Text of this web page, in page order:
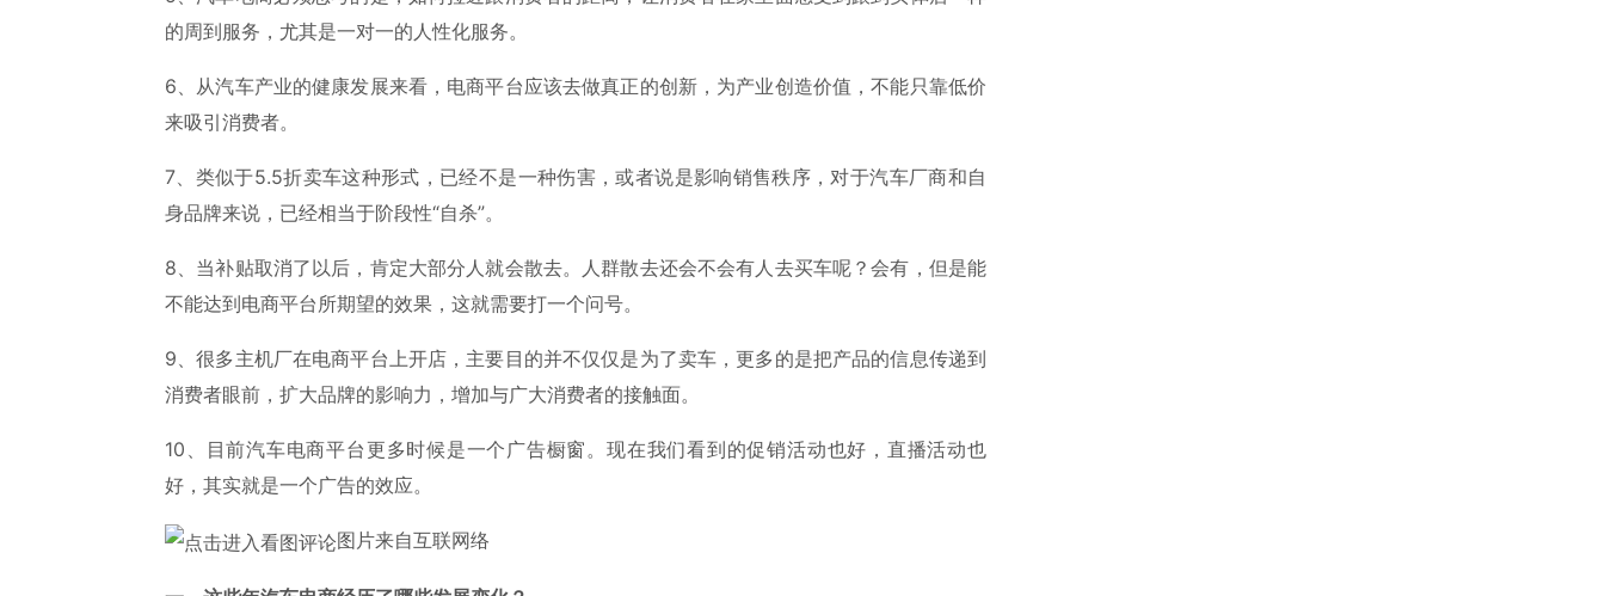
的周到服务，尤其是一对一的人性化服务。
6、从汽车产业的健康发展来看，电商平台应该去做真正的创新，为产业创造价值，不能只靠低价
来吸引消费者。
7、类似于5.5折卖车这种形式，已经不是一种伤害，或者说是影响销售秩序，对于汽车厂商和自
身品牌来说，已经相当于阶段性“自杀”。
8、当补贴取消了以后，肯定大部分人就会散去。人群散去还会不会有人去买车呢？会有，但是能
不能达到电商平台所期望的效果，这就需要打一个问号。
9、很多主机厂在电商平台上开店，主要目的并不仅仅是为了卖车，更多的是把产品的信息传递到
消费者眼前，扩大品牌的影响力，增加与广大消费者的接触面。
10、目前汽车电商平台更多时候是一个广告橱窗。现在我们看到的促销活动也好，直播活动也
好，其实就是一个广告的效应。
图片来自互联网络